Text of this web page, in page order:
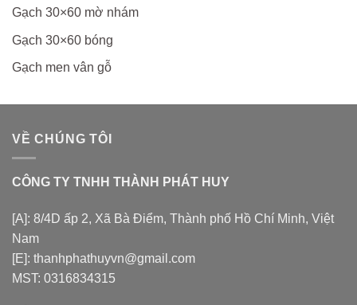
Gạch 30×60 mờ nhám
Gạch 30×60 bóng
Gạch men vân gỗ
VỀ CHÚNG TÔI
CÔNG TY TNHH THÀNH PHÁT HUY
[A]: 8/4D ấp 2, Xã Bà Điểm, Thành phố Hồ Chí Minh, Việt
Nam
[E]: thanhphathuyvn@gmail.com
MST: 0316834315